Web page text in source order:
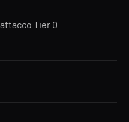
Tier 0